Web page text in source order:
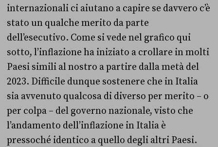
internazionali ci aiutano a capire se davvero c’è
stato un qualche merito da parte
dell’esecutivo. Come si vede nel grafico qui
sotto, l’inflazione ha iniziato a crollare in molti
Paesi simili al nostro a partire dalla metà del
2023. Difficile dunque sostenere che in Italia
sia avvenuto qualcosa di diverso per merito – o
per colpa – del governo nazionale, visto che
l’andamento dell’inflazione in Italia è
pressoché identico a quello degli altri Paesi.